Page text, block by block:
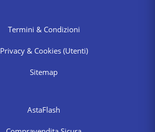
Termini & Condizioni
Privacy & Cookies (Utenti)
Sitemap
AstaFlash